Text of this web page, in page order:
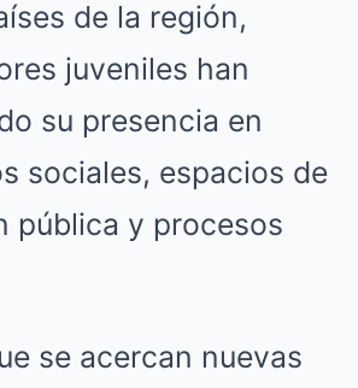
de la región,
juveniles han
su presencia en
sociales, espacios de
pública y procesos
se acercan nuevas